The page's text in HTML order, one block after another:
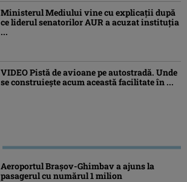
Ministerul Mediului vine cu explicații după
ce liderul senatorilor AUR a acuzat instituția
...
VIDEO Pistă de avioane pe autostradă. Unde
se construiește acum această facilitate în ...
Aeroportul Brașov-Ghimbav a ajuns la
pasagerul cu numărul 1 milion